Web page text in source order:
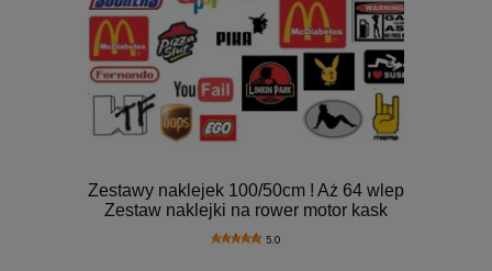
Zestawy naklejek 100/50cm ! Aż 64 wlep
Zestaw naklejki na rower motor kask
5.0